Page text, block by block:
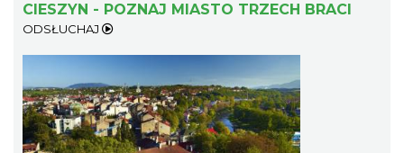
Ślad. Litera. Piksel. Wystawa z okazji 30-
lecia Muzeum Drukarstwa w Cieszynie
Cieszyn
0.40 km
CIESZYN - POZNAJ MIASTO TRZECH BRACI
ODSŁUCHAJ